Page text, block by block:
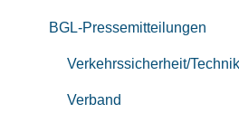
BGL-Pressemitteilungen
Verkehrssicherheit/
Verband